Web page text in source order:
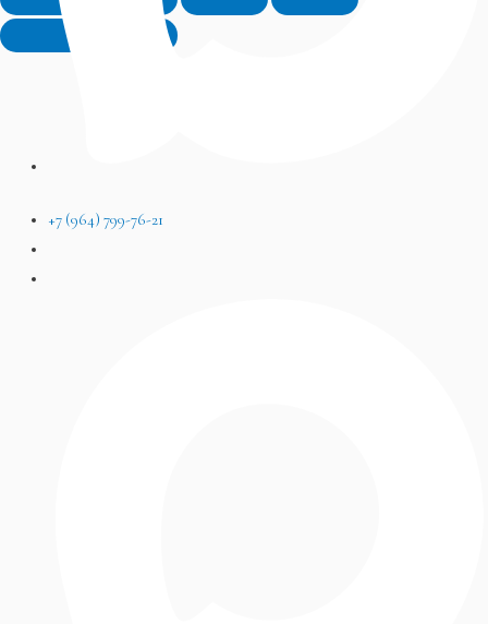
+7 (964) 799-76-21